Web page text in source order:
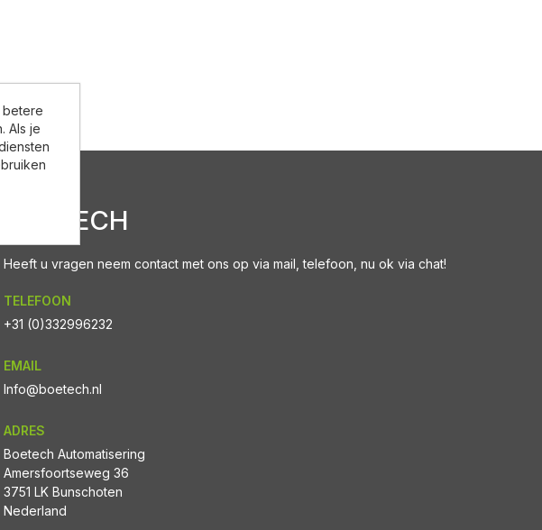
BOETECH
Heeft u vragen neem contact met ons op via mail, telefoon, nu ok via chat!
TELEFOON
+31 (0)332996232
EMAIL
Info@boetech.nl
ADRES
Boetech Automatisering
Amersfoortseweg 36
3751 LK Bunschoten
Nederland
betere
Als je